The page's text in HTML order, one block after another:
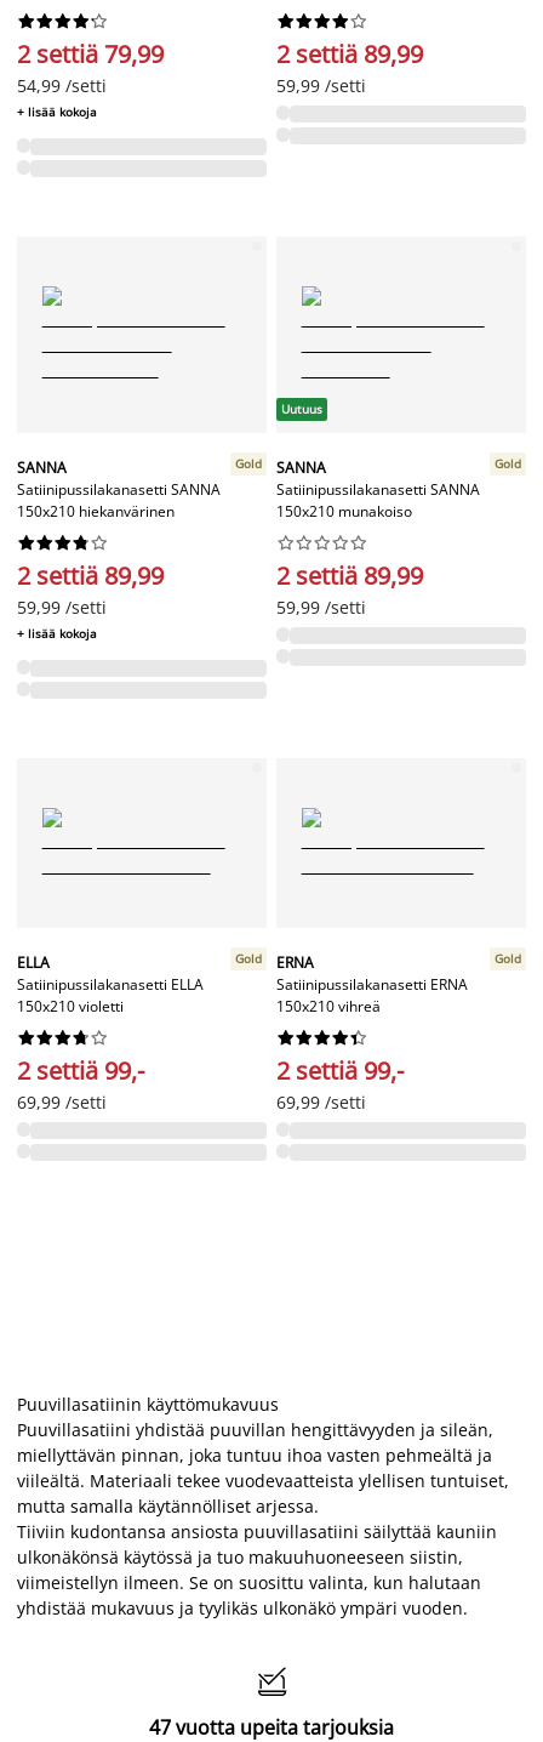






2 settiä 79,99
54,99 /setti
+ lisää kokoja






2 settiä 89,99
59,99 /setti
SANNA
Satiinipussilakanasetti SANNA
150x210 hiekanvärinen
Gold






2 settiä 89,99
59,99 /setti
+ lisää kokoja
Uutuus
SANNA
Satiinipussilakanasetti SANNA
150x210 munakoiso
Gold






2 settiä 89,99
59,99 /setti
ELLA
Satiinipussilakanasetti ELLA
150x210 violetti
Gold






2 settiä 99,-
69,99 /setti
ERNA
Satiinipussilakanasetti ERNA
150x210 vihreä
Gold






2 settiä 99,-
69,99 /setti
Puuvillasatiinin käyttömukavuus
Puuvillasatiini yhdistää puuvillan hengittävyyden ja sileän,
miellyttävän pinnan, joka tuntuu ihoa vasten pehmeältä ja
viileältä. Materiaali tekee vuodevaatteista ylellisen tuntuiset,
mutta samalla käytännölliset arjessa.
Tiiviin kudontansa ansiosta puuvillasatiini säilyttää kauniin
ulkonäkönsä käytössä ja tuo makuuhuoneeseen siistin,
viimeistellyn ilmeen. Se on suosittu valinta, kun halutaan
yhdistää mukavuus ja tyylikäs ulkonäkö ympäri vuoden.

47 vuotta upeita tarjouksia